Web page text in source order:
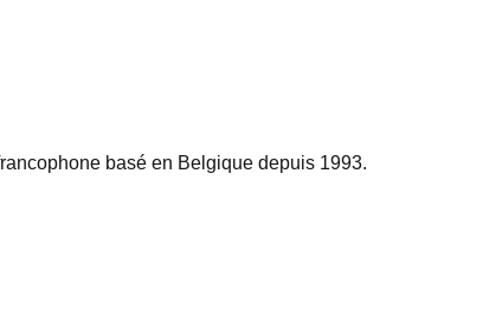
basé en Belgique depuis 1993.